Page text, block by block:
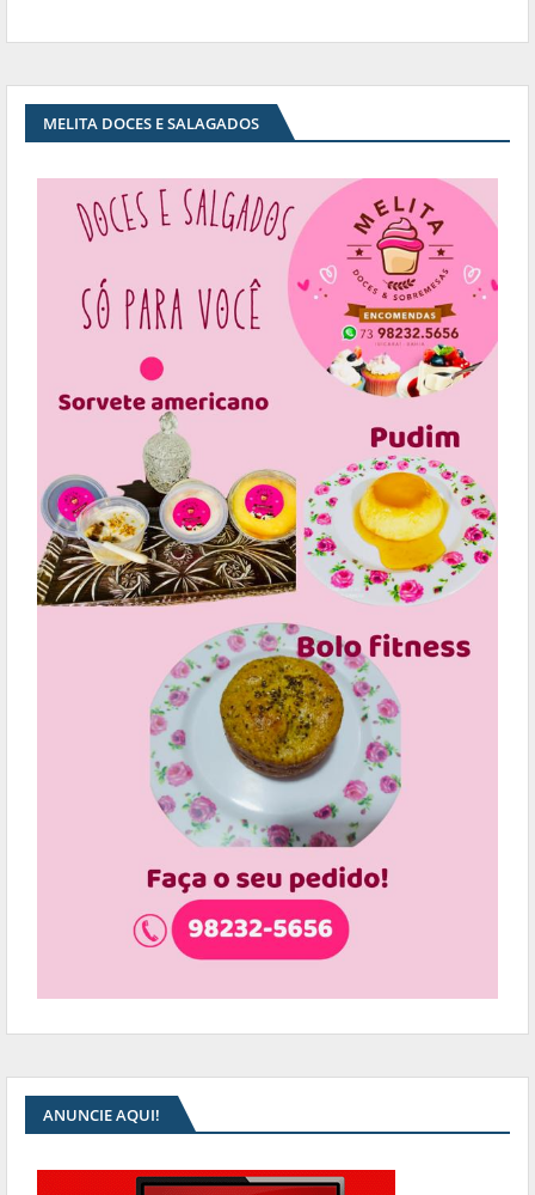
MELITA DOCES E SALAGADOS
ANUNCIE AQUI!